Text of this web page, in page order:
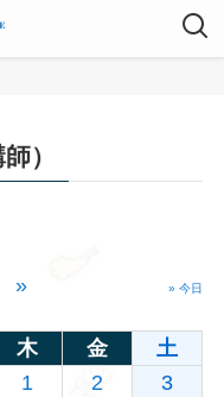
）
» » 今日
木 金
土
1
2
3